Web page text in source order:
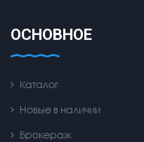
ОСНОВНОЕ
Каталог
Новые в наличии
Брокераж